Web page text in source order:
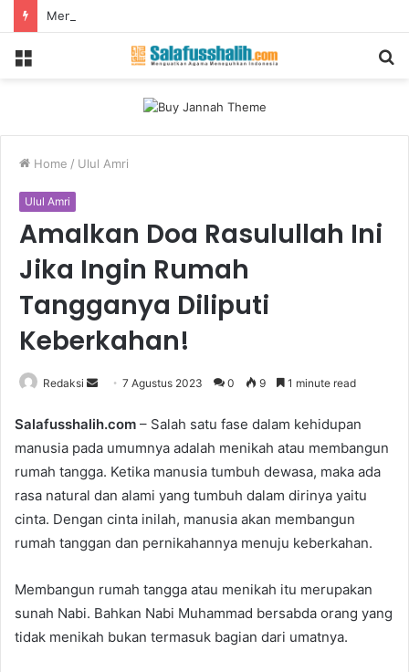
Menjelang Hari Kemerdekaan, Mencegah Teror!
Home / Ulul Amri
Ulul Amri
Amalkan Doa Rasulullah Ini
Jika Ingin Rumah
Tangganya Diliputi
Keberkahan!
Redaksi
n
d
a
n
e
7 Agustus 2023 0 9 1 minute read
Salafusshalih.com – Salah satu fase dalam kehidupan
manusia pada umumnya adalah menikah atau membangun
rumah tangga. Ketika manusia tumbuh dewasa, maka ada
rasa natural dan alami yang tumbuh dalam dirinya yaitu
cinta. Dengan cinta inilah, manusia akan membangun
rumah tanggan dan pernikahannya menuju keberkahan.
Membangun rumah tangga atau menikah itu merupakan
sunah Nabi. Bahkan Nabi Muhammad bersabda orang yang
tidak menikah bukan termasuk bagian dari umatnya.